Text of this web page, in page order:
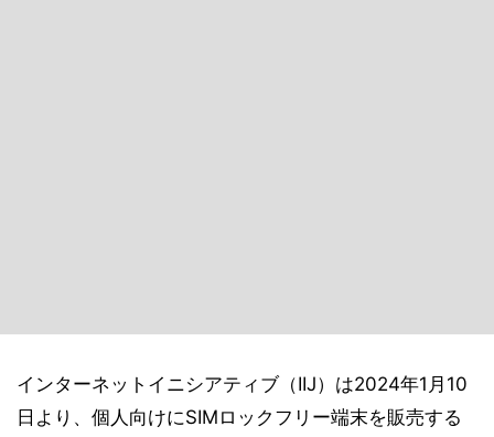
インターネットイニシアティブ（IIJ）は2024年1月10
日より、個人向けにSIMロックフリー端末を販売する